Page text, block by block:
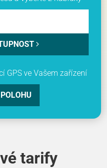
GPS ve Vašem zařízení
tarify